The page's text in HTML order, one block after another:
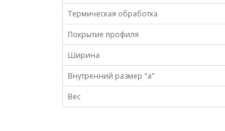
Термическая обработка
Покрытие профиля
Ширина
Внутренний размер "a"
Вес